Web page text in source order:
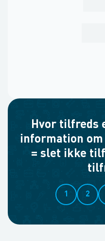
Hvor tilfreds
information
= slet ikke
1 2